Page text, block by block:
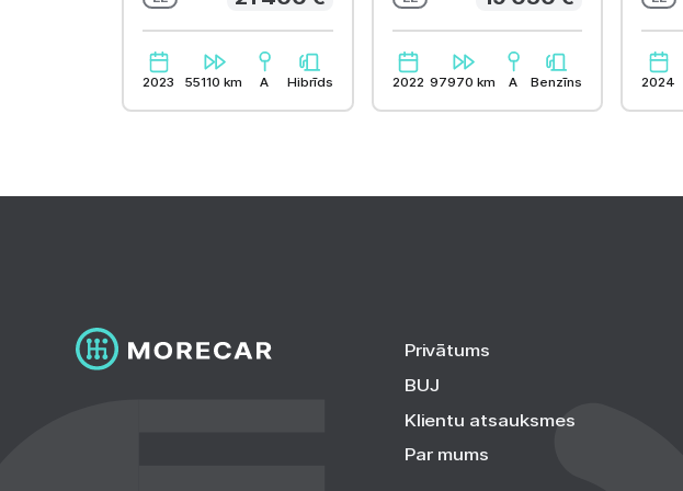
Bagāžas nodalījuma
2023 55110 km A Hibrīds 2022 97970 km A Benzīns 2024
Privātums
BUJ
Klientu atsauksmes
Par mums